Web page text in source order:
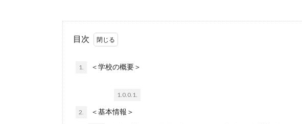
目次
1. ＜学校の概要＞
1.0.0.1.
2. ＜基本情報＞